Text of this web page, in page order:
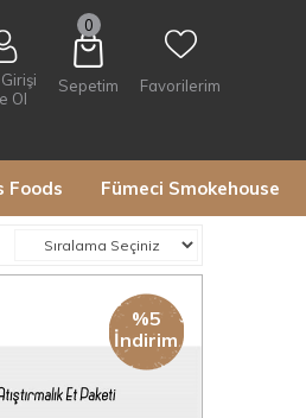
Favorilerim
Sepetim
0
Ol
Foods Fümeci Smokehouse
%5
İndirim